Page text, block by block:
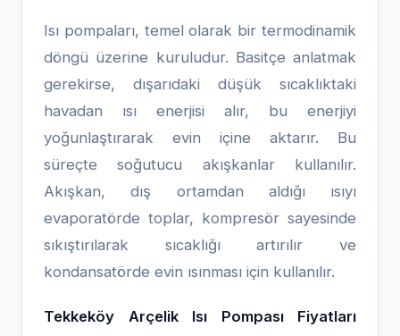
Isı pompaları, temel olarak bir termodinamik
döngü üzerine kuruludur. Basitçe anlatmak
gerekirse, dışarıdaki düşük sıcaklıktaki
havadan ısı enerjisi alır, bu enerjiyi
yoğunlaştırarak evin içine aktarır. Bu
süreçte soğutucu akışkanlar kullanılır.
Akışkan, dış ortamdan aldığı ısıyı
evaporatörde toplar, kompresör sayesinde
sıkıştırılarak sıcaklığı artırılır ve
kondansatörde evin ısınması için kullanılır.
Tekkeköy Arçelik Isı Pompası Fiyatları